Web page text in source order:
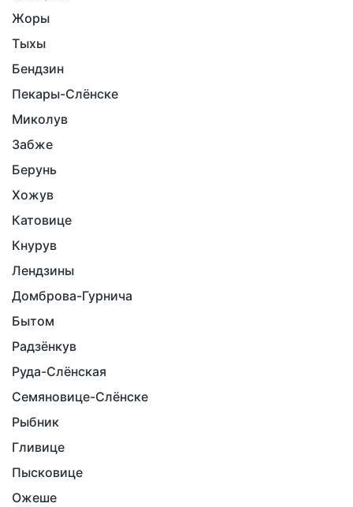
Жоры
Тыхы
Бендзин
Пекары-Слёнске
Миколув
Забже
Берунь
Хожув
Катовице
Кнурув
Лендзины
Домброва-Гурнича
Бытом
Радзёнкув
Руда-Слёнская
Семяновице-Слёнске
Рыбник
Гливице
Пысковице
Ожеше